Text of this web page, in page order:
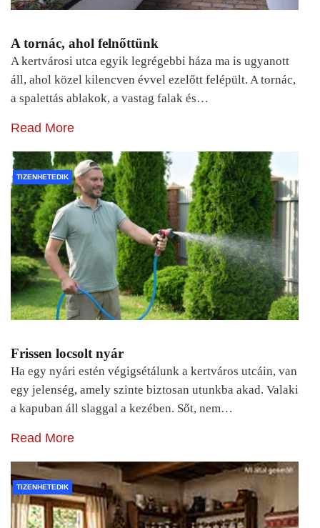
A tornác, ahol felnőttünk
A kertvárosi utca egyik legrégebbi háza ma is ugyanott
áll, ahol közel kilencven évvel ezelőtt felépült. A tornác,
a spalettás ablakok, a vastag falak és…
Read More
TIZENHETEDIK
Frissen locsolt nyár
Ha egy nyári estén végigsétálunk a kertváros utcáin, van
egy jelenség, amely szinte biztosan utunkba akad. Valaki
a kapuban áll slaggal a kezében. Sőt, nem…
Read More
TIZENHETEDIK